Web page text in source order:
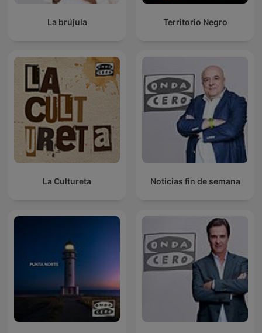
La brújula Territorio Negro
La Cultureta Noticias fin de semana